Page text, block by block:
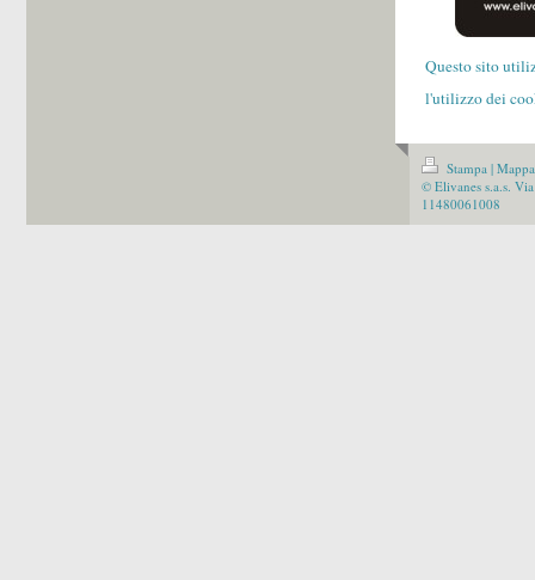
Questo sito
l'utilizzo dei
Stampa |
© Elivanes s.a.s.
11480061008